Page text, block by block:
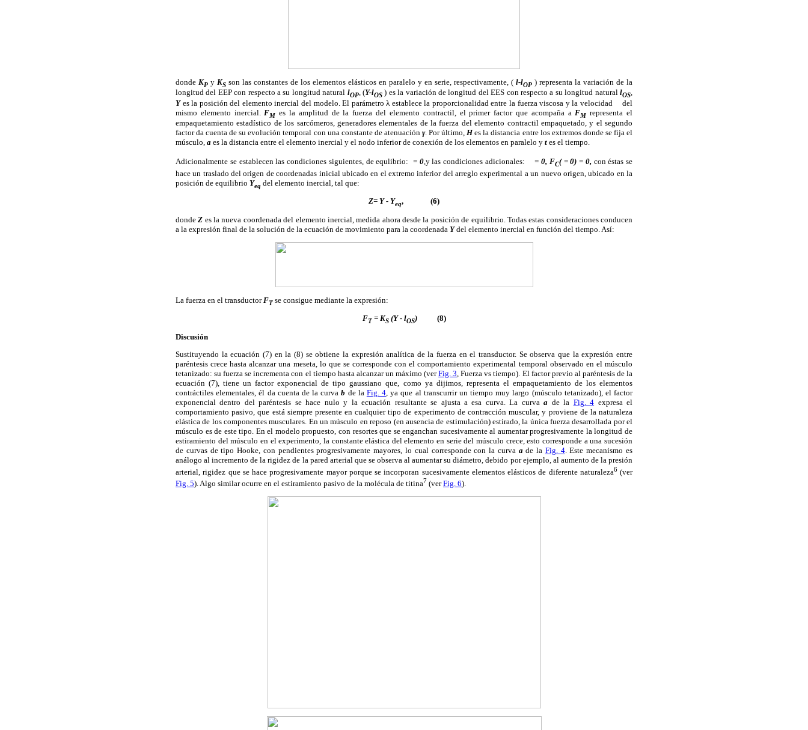
donde KP y KS son las constantes de los elementos elásticos en paralelo y en serie, respectivamente, ( l-lOP ) representa la variación de la
longitud del EEP con respecto a su longitud natural lOP, (Y-lOS ) es la variación de longitud del EES con respecto a su longitud naturallOS,
Yes la posición del elemento inercial del modelo. El parámetro λ establece la proporcionalidad entre la fuerza viscosa y la velocidad
del
mismo elemento inercial. FM es la amplitud de la fuerza del elemento contractil, el primer factor que acompaña a FM representa el
empaquetamiento estadístico de los sarcómeros, generadores elementales de la fuerza del elemento contractil empaquetado, y el segundo
factor da cuenta de su evolución temporal con una constante de atenuación γ. Por último,Hes la distancia entre los extremos donde se fija el
músculo, a es la distancia entre el elemento inercial y el nodo inferior de conexión de los elementos en paralelo y t es el tiempo.
Adicionalmente se establecen las condiciones siguientes, de equlibrio:  = 0,y las condiciones adicionales: = 0, FC( = 0) = 0, con éstas se
hace un traslado del origen de coordenadas inicial ubicado en el extremo inferior del arreglo experimental a un nuevo origen, ubicado en la
posición de equilibrio Yeq del elemento inercial, tal que:
Z= Y - Yeq, (6)
dondeZ es la nueva coordenada del elemento inercial, medida ahora desde la posición de equilibrio. Todas estas consideraciones conducen
a la expresión final de la solución de la ecuación de movimiento para la coordenada Ydel elemento inercial en función del tiempo. Así:
La fuerza en el transductor FT se consigue mediante la expresión:
FT = KS(Y - lOS) (8)
Discusión
Sustituyendo la ecuación (7) en la (8) se obtiene la expresión analítica de la fuerza en el transductor. Se observa que la expresión entre
paréntesis crece hasta alcanzar una meseta, lo que se corresponde con el comportamiento experimental temporal observado en el músculo
tetanizado: su fuerza se incrementa con el tiempo hasta alcanzar un máximo (verFig. 3, Fuerza vs tiempo). El factor previo al paréntesis de la
ecuación (7), tiene un factor exponencial de tipo gaussiano que, como ya dijimos, representa el empaquetamiento de los elementos
contráctiles elementales, él da cuenta de la curvab de la Fig. 4, ya que al transcurrir un tiempo muy largo (músculo tetanizado), el factor
exponencial dentro del paréntesis se hace nulo y la ecuación resultante se ajusta a esa curva. La curvaa de la Fig. 4 expresa el
comportamiento pasivo, que está siempre presente en cualquier tipo de experimento de contracción muscular, y proviene de la naturaleza
elástica de los componentes musculares. En un músculo en reposo (en ausencia de estimulación) estirado, la única fuerza desarrollada por el
músculo es de este tipo. En el modelo propuesto, con resortes que se enganchan sucesivamente al aumentar progresivamente la longitud de
estiramiento del músculo en el experimento, la constante elástica del elemento en serie del músculo crece, esto corresponde a una sucesión
de curvas de tipo Hooke, con pendientes progresivamente mayores, lo cual corresponde con la curva ade la Fig. 4. Este mecanismo es
análogo al incremento de la rigidez de la pared arterial que se observa al aumentar su diámetro, debido por ejemplo, al aumento de la presión
arterial, rigidez que se hace progresivamente mayor porque se incorporan sucesivamente elementos elásticos de diferente naturaleza6(ver
Fig. 5). Algo similar ocurre en el estiramiento pasivo de la molécula de titina7 (verFig. 6).